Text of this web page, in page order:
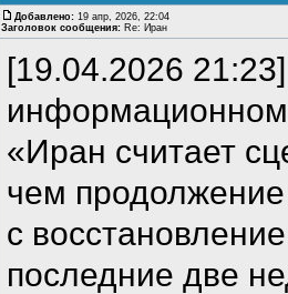
Добавлено: 19 апр, 2026, 22:04
Заголовок сообщения: Re: Иран
[19.04.2026
информационном
«Иран считает
чем
с
последние две